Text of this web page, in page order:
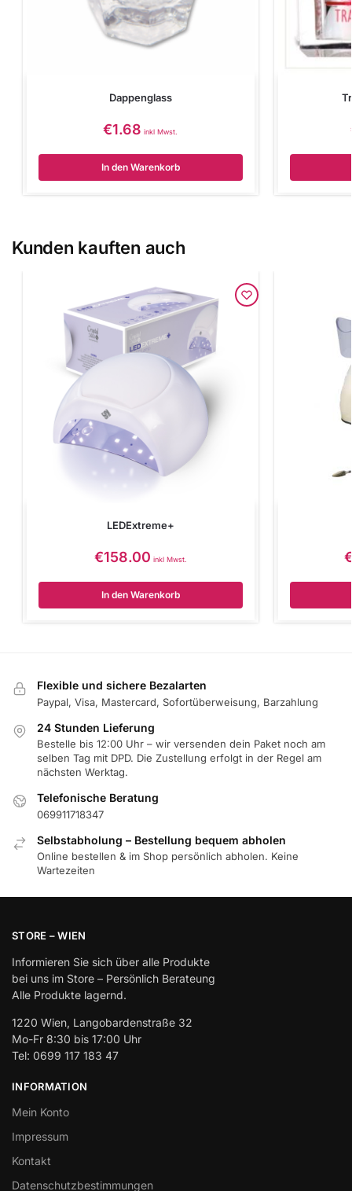
Dappenglass
€1.68 inkl Mwst.
In den Warenkorb
Kunden kauften auch
LEDExtreme+
€158.00 inkl Mwst.
In den Warenkorb
Flexible und sichere Bezalarten
Paypal, Visa, Mastercard, Sofortüberweisung, Barzahlung
24 Stunden Lieferung
Bestelle bis 12:00 Uhr – wir versenden dein Paket noch am
selben Tag mit DPD. Die Zustellung erfolgt in der Regel am
nächsten Werktag.
Telefonische Beratung
069911718347
Selbstabholung – Bestellung bequem abholen
Online bestellen & im Shop persönlich abholen. Keine
Wartezeiten
STORE – WIEN
Informieren Sie sich über alle Produkte
bei uns im Store – Persönlich Berateung
Alle Produkte lagernd.
1220 Wien, Langobardenstraße 32
Mo-Fr 8:30 bis 17:00 Uhr
Tel: 0699 117 183 47
INFORMATION
Mein Konto
Impressum
Kontakt
Datenschutzbestimmungen